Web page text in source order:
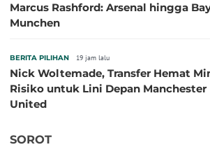
Marcus Rashford: Arsenal hingga
Munchen
BERITA PILIHAN 19 jam lalu
Nick Woltemade, Transfer Hemat
Risiko untuk Lini Depan Manchester
United
SOROT